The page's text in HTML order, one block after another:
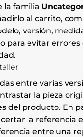
la familia
al carrito,
versión,
para evitar errores
entre varias
la pieza
del producto. En
la referencia
entre una